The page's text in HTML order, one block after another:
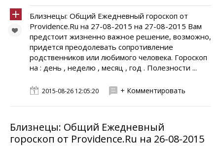
Близнецы: Общий Ежедневный гороскоп от
Providence.Ru на 27-08-2015 на 27-08-2015 Вам
предстоит жизненно важное решение, возможно,
придется преодолевать сопротивление
родственников или любимого человека. Гороскоп
на : день , неделю , месяц , год . Полезности ...
2015-08-26 12:05:20 + Комментировать
Близнецы: Общий Ежедневный
гороскоп от Providence.Ru на 26-08-2015